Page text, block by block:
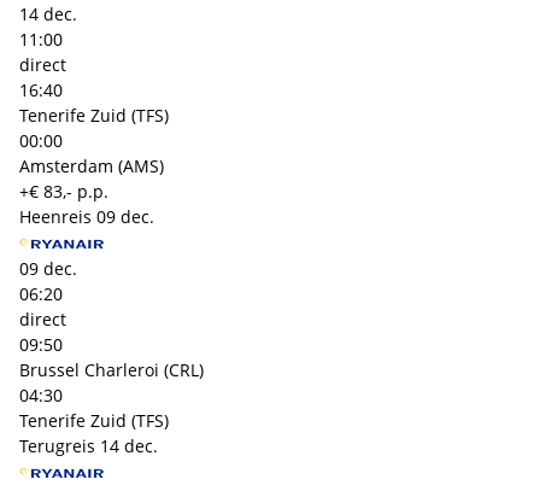
14 dec.
11:00
direct
16:40
Tenerife Zuid (TFS)
00:00
Amsterdam (AMS)
+€ 83,- p.p.
Heenreis 09 dec.
09 dec.
06:20
direct
09:50
Brussel Charleroi (CRL)
04:30
Tenerife Zuid (TFS)
Terugreis 14 dec.